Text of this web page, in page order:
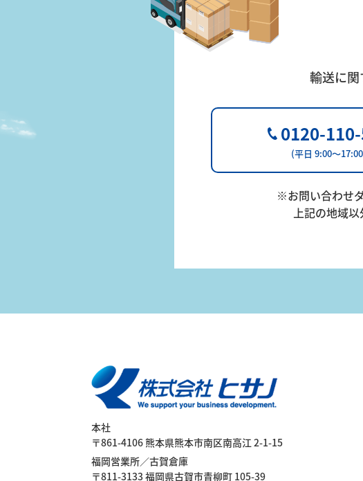
造装
器）
輸送に関
0120-
(平日 9:00～
※お問い合わせ
上記の地域
本社
〒861-4106 熊本県熊本市南区南高江 2-1-15
福岡営業所／古賀倉庫
〒811-3133 福岡県古賀市青柳町 105-39